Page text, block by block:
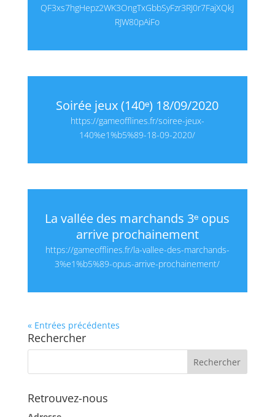
QF3xs7hgHepz2WK3OngTxGbbSyFzr3RJ0r7FajXQkJ
RJW80pAiFo
Soirée jeux (140ᵉ) 18/09/2020
https://gameofflines.fr/soiree-jeux-
140%e1%b5%89-18-09-2020/
La vallée des marchands 3ᵉ opus
arrive prochainement
https://gameofflines.fr/la-vallee-des-marchands-
3%e1%b5%89-opus-arrive-prochainement/
« Entrées précédentes
Rechercher
Retrouvez-nous